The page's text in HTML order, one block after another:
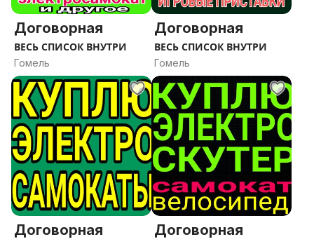
Договорная
ВЕСЬ СПИСОК ВНУТРИ
Гомель
Договорная
ВЕСЬ СПИСОК ВНУТРИ
Гомель
Договорная Договорная